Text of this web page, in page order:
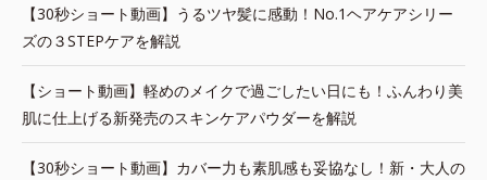
【30秒ショート動画】うるツヤ髪に感動！No.1ヘアケアシリー
ズの３STEPケアを解説
【ショート動画】軽めのメイクで過ごしたい日にも！ふんわり美
肌に仕上げる新発売のスキンケアパウダーを解説
【30秒ショート動画】カバー力も素肌感も妥協なし！新・大人の